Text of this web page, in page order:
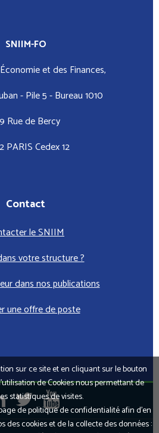
SNIIM-FO
et des Finances,
- Pile 5 - Bureau 1010
Rue de Bercy
PARIS Cedex 12
Contact
le SNIIM
votre structure ?
dans nos publications
une offre de poste
sur ce site et en cliquant sur le bouton
de Cookies nous permettant de
statistiques de visites.
de politique de confidentialité afin d'en
des cookies et de la collecte des données :